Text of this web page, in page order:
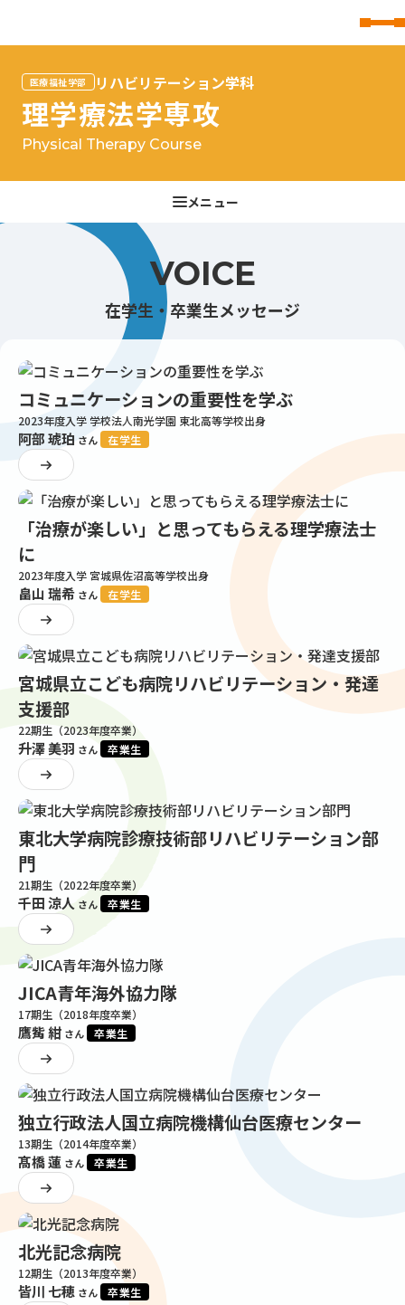
医療福祉学部 リハビリテーション学科
理学療法学専攻
Physical Therapy Course
在学生・卒業生メッセージ
VOICE
コミュニケーションの重要性を学ぶ
2023年度入学 学校法人南光学園 東北高等学校出身
阿部 琥珀 さん 在学生
「治療が楽しい」と思ってもらえる理学療法士
に
2023年度入学 宮城県佐沼高等学校出身
畠山 瑞希 さん 在学生
宮城県立こども病院リハビリテーション・発達
支援部
22期生（2023年度卒業）
升澤 美羽 さん 卒業生
東北大学病院診療技術部リハビリテーション部
門
21期生（2022年度卒業）
千田 涼人 さん 卒業生
JICA青年海外協力隊
17期生（2018年度卒業）
鷹觜 紺 さん 卒業生
独立行政法人国立病院機構仙台医療センター
13期生（2014年度卒業）
髙橋 蓮 さん 卒業生
北光記念病院
12期生（2013年度卒業）
皆川 七穂 さん 卒業生